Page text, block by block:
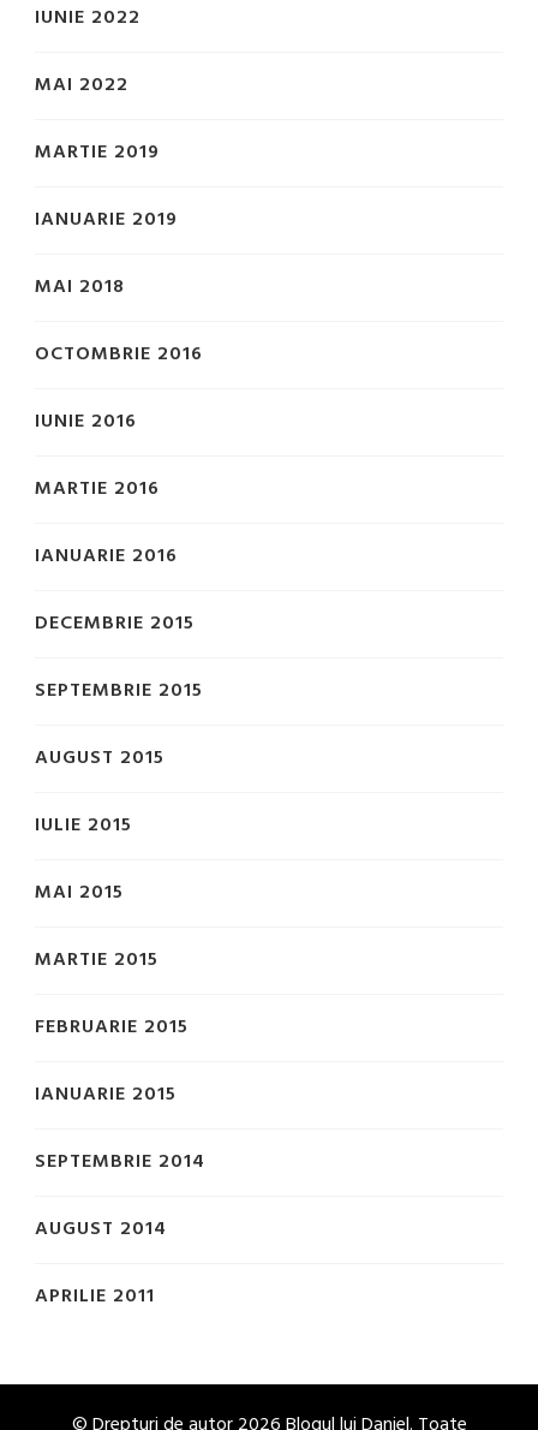
IUNIE 2022
MAI 2022
MARTIE 2019
IANUARIE 2019
MAI 2018
OCTOMBRIE 2016
IUNIE 2016
MARTIE 2016
IANUARIE 2016
DECEMBRIE 2015
SEPTEMBRIE 2015
AUGUST 2015
IULIE 2015
MAI 2015
MARTIE 2015
FEBRUARIE 2015
IANUARIE 2015
SEPTEMBRIE 2014
AUGUST 2014
APRILIE 2011